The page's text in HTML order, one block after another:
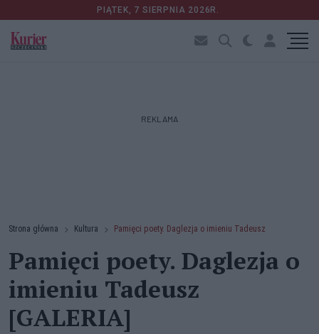
PIĄTEK, 7 SIERPNIA 2026R.
REKLAMA
Strona główna Kultura Pamięci poety. Daglezja o imieniu Tadeusz
Pamięci poety. Daglezja o
imieniu Tadeusz
[GALERIA]